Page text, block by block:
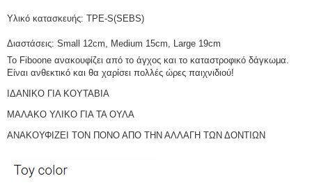
Υλικό κατασκευής: TPE-S(SEBS)
Διαστάσεις: Small 12cm, Medium 15cm, Large 19cm
Το Fiboone ανακουφίζει από το άγχος και το καταστροφικό δάγκωμα.
Είναι ανθεκτικό και θα χαρίσει πολλές ώρες παιχνιδιού!
ΙΔΑΝΙΚΟ ΓΙΑ ΚΟΥΤΑΒΙΑ
ΜΑΛΑΚΟ ΥΛΙΚΟ ΓΙΑ ΤΑ ΟΥΛΑ
ΑΝΑΚΟΥΦΙΖΕΙ ΤΟΝ ΠΟΝΟ ΑΠΟ ΤΗΝ ΑΛΛΑΓΗ ΤΩΝ ΔΟΝΤΙΩΝ